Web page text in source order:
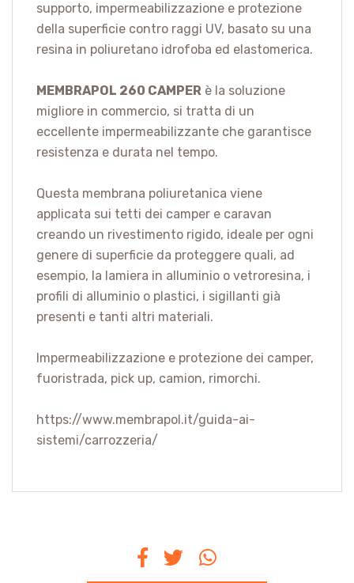
supporto, impermeabilizzazione e protezione
della superficie contro raggi UV, basato su una
resina in poliuretano idrofoba ed elastomerica.
MEMBRAPOL 260 CAMPER è la soluzione
migliore in commercio, si tratta di un
eccellente impermeabilizzante che garantisce
resistenza e durata nel tempo.
Questa membrana poliuretanica viene
applicata sui tetti dei camper e caravan
creando un rivestimento rigido, ideale per ogni
genere di superficie da proteggere quali, ad
esempio, la lamiera in alluminio o vetroresina, i
profili di alluminio o plastici, i sigillanti già
presenti e tanti altri materiali.
Impermeabilizzazione e protezione dei camper,
fuoristrada, pick up, camion, rimorchi.
https://www.membrapol.it/guida-ai-
sistemi/carrozzeria/